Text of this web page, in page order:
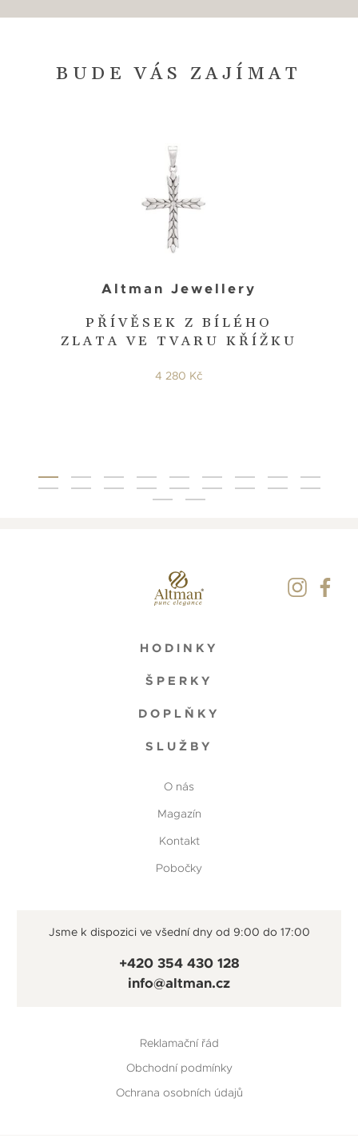
BUDE VÁS ZAJÍMAT
PŘÍVĚSEK Z BÍLÉHO
ZLATA VE TVARU KŘÍŽKU
Altman Jewellery
4 280 Kč
HODINKY
ŠPERKY
DOPLŇKY
SLUŽBY
O nás
Magazín
Kontakt
Pobočky
Jsme k dispozici ve všední dny od 9:00 do 17:00
+420 354 430 128
info@altman.cz
Reklamační řád
Obchodní podmínky
Ochrana osobních údajů